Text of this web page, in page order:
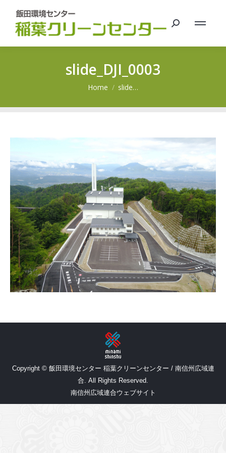
Search:
slide_DJI_0003
You are here:
Home slide…
Copyright © 飯田環境センター 稲葉クリーンセンター / 南信州広域連
合. All Rights Reserved.
南信州広域連合ウェブサイト